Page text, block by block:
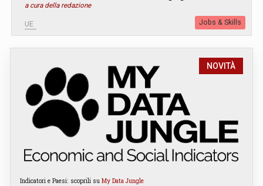
a cura della redazione
UE Jobs & Skills
NOVITÀ
Indicatori e Paesi: scoprili su My Data Jungle